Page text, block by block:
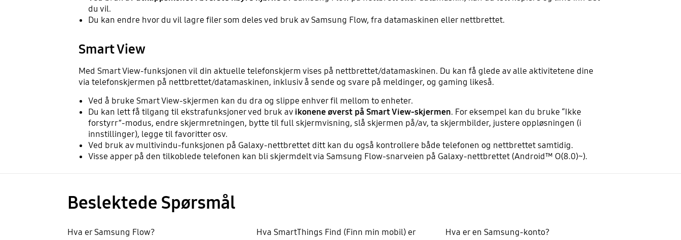
du vil.
Du kan endre hvor du vil lagre filer som deles ved bruk av Samsung Flow, fra datamaskinen eller nettbrettet.
Smart View
Med Smart View-funksjonen vil din aktuelle telefonskjerm vises på nettbrettet/datamaskinen. Du kan få glede av alle aktivitetene dine
via telefonskjermen på nettbrettet/datamaskinen, inklusiv å sende og svare på meldinger, og gaming likeså.
Ved å bruke Smart View-skjermen kan du dra og slippe enhver fil mellom to enheter.
Du kan lett få tilgang til ekstrafunksjoner ved bruk av ikonene øverst på Smart View-skjermen. For eksempel kan du bruke “Ikke
forstyrr”-modus, endre skjermretningen, bytte til full skjermvisning, slå skjermen på/av, ta skjermbilder, justere oppløsningen (i
innstillinger), legge til favoritter osv.
Ved bruk av multivindu-funksjonen på Galaxy-nettbrettet ditt kan du også kontrollere både telefonen og nettbrettet samtidig.
Visse apper på den tilkoblede telefonen kan bli skjermdelt via Samsung Flow-snarveien på Galaxy-nettbrettet (Android™ O(8.0)~).
Beslektede Spørsmål
Hva er Samsung Flow? Hva SmartThings Find (Finn min mobil) er Hva er en Samsung-konto?